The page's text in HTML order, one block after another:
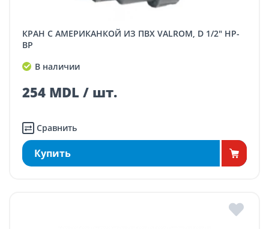
КРАН С АМЕРИКАНКОЙ ИЗ ПВХ VALROM, D 1/2" НР-
ВР
В наличии
254 MDL / шт.
Сравнить
Купить